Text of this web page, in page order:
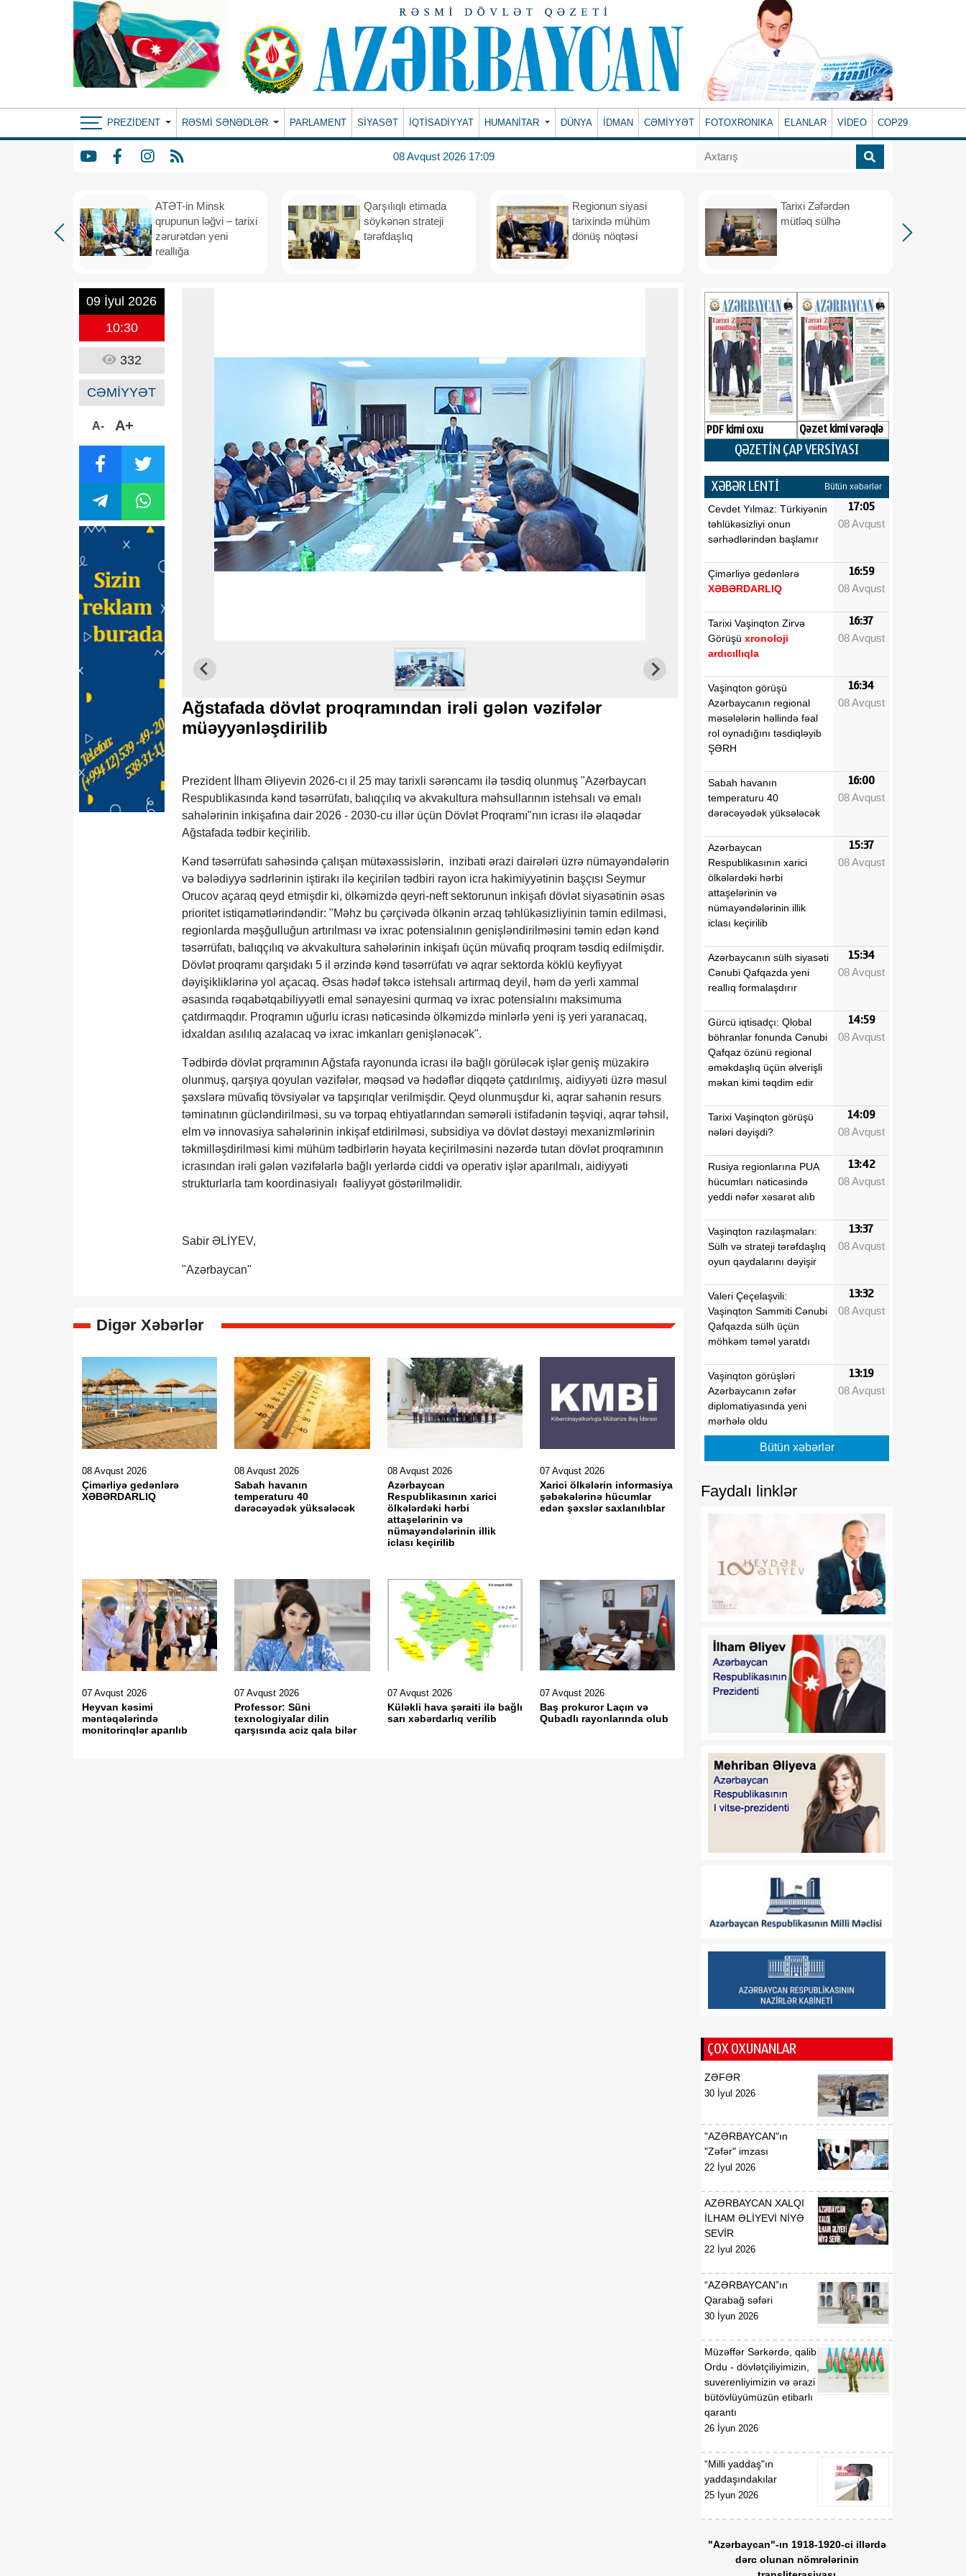
PREZIDENT RƏSMI SƏNƏDLƏR PARLAMENT SİYASƏT İQTİSADİYYAT HUMANITAR DÜNYA İDMAN CƏMİYYƏT FOTOXRONIKA ELANLAR VİDEO COP29
08 Avqust 2026 17:09
ATƏT-in Minsk
qrupunun ləğvi – tarixi
zərurətdən yeni
reallığa
Qarşılıqlı etimada
söykənən strateji
tərəfdaşlıq
Regionun siyasi
tarixində mühüm
dönüş nöqtəsi
Tarixi Zəfərdən
mütləq sülhə
09 İyul 2026
10:30
332
CƏMİYYƏT
A- A+
Ağstafada dövlət proqramından irəli gələn vəzifələr
müəyyənləşdirilib
Prezident İlham Əliyevin 2026-cı il 25 may tarixli sərəncamı ilə təsdiq olunmuş "Azərbaycan
Respublikasında kənd təsərrüfatı, balıqçılıq və akvakultura məhsullarının istehsalı və emalı
sahələrinin inkişafına dair 2026 - 2030-cu illər üçün Dövlət Proqramı"nın icrası ilə əlaqədar
Ağstafada tədbir keçirilib.
Kənd təsərrüfatı sahəsində çalışan mütəxəssislərin, inzibati ərazi dairələri üzrə nümayəndələrin
və bələdiyyə sədrlərinin iştirakı ilə keçirilən tədbiri rayon icra hakimiyyətinin başçısı Seymur
Orucov açaraq qeyd etmişdir ki, ölkəmizdə qeyri-neft sektorunun inkişafı dövlət siyasətinin əsas
prioritet istiqamətlərindəndir: "Məhz bu çərçivədə ölkənin ərzaq təhlükəsizliyinin təmin edilməsi,
regionlarda məşğulluğun artırılması və ixrac potensialının genişləndirilməsini təmin edən kənd
təsərrüfatı, balıqçılıq və akvakultura sahələrinin inkişafı üçün müvafiq proqram təsdiq edilmişdir.
Dövlət proqramı qarşıdakı 5 il ərzində kənd təsərrüfatı və aqrar sektorda köklü keyfiyyət
dəyişikliklərinə yol açacaq. Əsas hədəf təkcə istehsalı artırmaq deyil, həm də yerli xammal
əsasında rəqabətqabiliyyətli emal sənayesini qurmaq və ixrac potensialını maksimuma
çatdırmaqdır. Proqramın uğurlu icrası nəticəsində ölkəmizdə minlərlə yeni iş yeri yaranacaq,
idxaldan asılılıq azalacaq və ixrac imkanları genişlənəcək".
Tədbirdə dövlət prqramının Ağstafa rayonunda icrası ilə bağlı görüləcək işlər geniş müzakirə
olunmuş, qarşıya qoyulan vəzifələr, məqsəd və hədəflər diqqətə çatdırılmış, aidiyyəti üzrə məsul
şəxslərə müvafiq tövsiyələr və tapşırıqlar verilmişdir. Qeyd olunmuşdur ki, aqrar sahənin resurs
təminatının gücləndirilməsi, su və torpaq ehtiyatlarından səmərəli istifadənin təşviqi, aqrar təhsil,
elm və innovasiya sahələrinin inkişaf etdirilməsi, subsidiya və dövlət dəstəyi mexanizmlərinin
təkmilləşdirilməsi kimi mühüm tədbirlərin həyata keçirilməsini nəzərdə tutan dövlət proqramının
icrasından irəli gələn vəzifələrlə bağlı yerlərdə ciddi və operativ işlər aparılmalı, aidiyyəti
strukturlarla tam koordinasiyalı fəaliyyət göstərilməlidir.
Sabir ƏLİYEV,
"Azərbaycan"
Digər Xəbərlər
08 Avqust 2026
Çimərliyə gedənlərə
XƏBƏRDARLIQ
08 Avqust 2026
Sabah havanın
temperaturu 40
dərəcəyədək yüksələcək
08 Avqust 2026
Azərbaycan
Respublikasının xarici
ölkələrdəki hərbi
attaşelərinin və
nümayəndələrinin illik
iclası keçirilib
07 Avqust 2026
Xarici ölkələrin informasiya
şəbəkələrinə hücumlar
edən şəxslər saxlanılıblar
07 Avqust 2026
Heyvan kəsimi
məntəqələrində
monitorinqlər aparılıb
07 Avqust 2026
Professor: Süni
texnologiyalar dilin
qarşısında aciz qala bilər
07 Avqust 2026
Küləkli hava şəraiti ilə bağlı
sarı xəbərdarlıq verilib
07 Avqust 2026
Baş prokuror Laçın və
Qubadlı rayonlarında olub
PDF kimi oxu Qəzet kimi vərəqlə
QƏZETİN ÇAP VERSİYASI
XƏBƏR LENTİ Bütün xəbərlər
Cevdet Yılmaz: Türkiyənin
təhlükəsizliyi onun
sərhədlərindən başlamır
17:05
08 Avqust
Çimərliyə gedənlərə
XƏBƏRDARLIQ
16:59
08 Avqust
Tarixi Vaşinqton Zirvə
Görüşü xronoloji
ardıcıllıqla
16:37
08 Avqust
Vaşinqton görüşü
Azərbaycanın regional
məsələlərin həllində fəal
rol oynadığını təsdiqləyib
ŞƏRH
16:34
08 Avqust
Sabah havanın
temperaturu 40
dərəcəyədək yüksələcək
16:00
08 Avqust
Azərbaycan
Respublikasının xarici
ölkələrdəki hərbi
attaşelərinin və
nümayəndələrinin illik
iclası keçirilib
15:37
08 Avqust
Azərbaycanın sülh siyasəti
Cənubi Qafqazda yeni
reallıq formalaşdırır
15:34
08 Avqust
Gürcü iqtisadçı: Qlobal
böhranlar fonunda Cənubi
Qafqaz özünü regional
əməkdaşlıq üçün əlverişli
məkan kimi təqdim edir
14:59
08 Avqust
Tarixi Vaşinqton görüşü
nələri dəyişdi?
14:09
08 Avqust
Rusiya regionlarına PUA
hücumları nəticəsində
yeddi nəfər xəsarət alıb
13:42
08 Avqust
Vaşinqton razılaşmaları:
Sülh və strateji tərəfdaşlıq
oyun qaydalarını dəyişir
13:37
08 Avqust
Valeri Çeçelaşvili:
Vaşinqton Sammiti Cənubi
Qafqazda sülh üçün
möhkəm təməl yaratdı
13:32
08 Avqust
Vaşinqton görüşləri
Azərbaycanın zəfər
diplomatiyasında yeni
mərhələ oldu
13:19
08 Avqust
08 Avqust
Deputat: Vaşinqton
razılaşmaları Cənubi
Qafqazın dinc gələcəyi
rolunu oynayır
12:02
08 Avqust
Prezident İlham Əliyevin
sülh təşəbbüslərinin
nəticəsi: Azərbaycan və
Ermənistan bir-birini
qəbul edir
11:35
08 Avqust
Yeni geosiyasi mərhələ:
Vaşinqton razılaşmaları və
11:30
08 Avqust
Amerikalı ekspert:
getdikcə daha böyük rol
11:25
ABŞ-Azərbaycan
münasibətlərinin inkişaf
trayektoriyası diqqətəlayiq
08 Avqust
ədaləti və sülhü bərqərar
edən Vaşinqton zirvəsi
Bütün xəbərlər
Faydalı linklər
ÇOX OXUNANLAR
ZƏFƏR
30 İyul 2026
"AZƏRBAYCAN"ın
"Zəfər" imzası
22 İyul 2026
AZƏRBAYCAN XALQI
İLHAM ƏLİYEVİ NİYƏ
SEVİR
22 İyul 2026
“AZƏRBAYCAN”ın
Qarabağ səfəri
30 İyun 2026
Müzəffər Sərkərdə, qalib
Ordu - dövlətçiliyimizin,
suverenliyimizin və ərazi
bütövlüyümüzün etibarlı
qarantı
26 İyun 2026
“Milli yaddaş"ın
yaddaşındakılar
25 İyun 2026
"Azərbaycan"-ın 1918-1920-ci illərdə
dərc olunan nömrələrinin